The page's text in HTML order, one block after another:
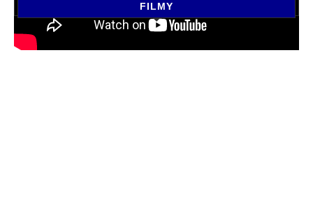
FILMY